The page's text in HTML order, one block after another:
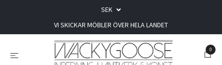
SEK
VI SKICKAR MÖBLER ÖVER HELA LANDET
0